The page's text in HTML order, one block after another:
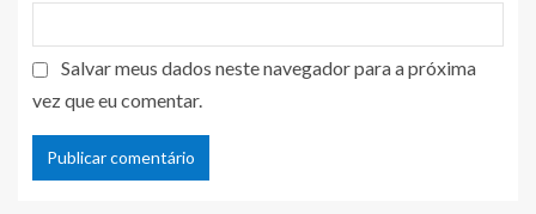
Salvar meus dados neste navegador para a próxima
vez que eu comentar.